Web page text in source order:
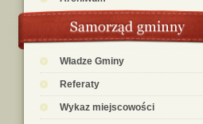
Władze Gminy
Referaty
Wykaz miejscowości